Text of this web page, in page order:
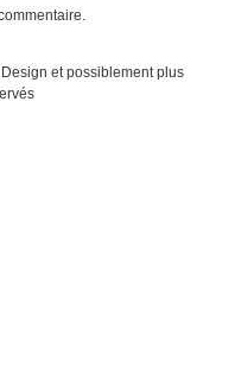
et possiblement plus